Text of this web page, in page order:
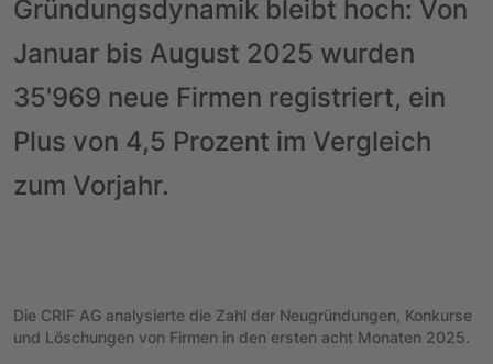
Gründungsdynamik bleibt hoch: Von
Januar bis August 2025 wurden
35'969 neue Firmen registriert, ein
Plus von 4,5 Prozent im Vergleich
zum Vorjahr.
Die CRIF AG analysierte die Zahl der Neugründungen, Konkurse
und Löschungen von Firmen in den ersten acht Monaten 2025.